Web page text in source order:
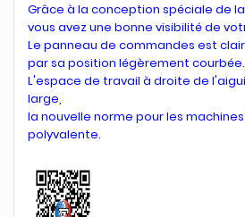
Grâce à la conception spéciale de la
vous avez une bonne visibilité de
Le panneau de commandes est
par sa position légèrement courbée.
L'espace de travail à droite de
large,
la nouvelle norme pour les
polyvalente.